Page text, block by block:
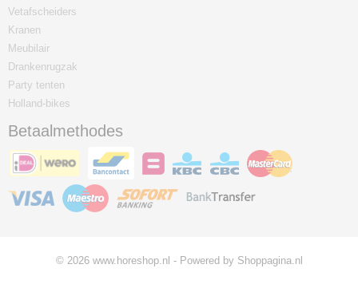
Vetafscheiders
Kranen
Meubilair
Drankenrugzak
Party tenten
Holland-bikes
Betaalmethodes
© 2026 www.horeshop.nl - Powered by Shoppagina.nl